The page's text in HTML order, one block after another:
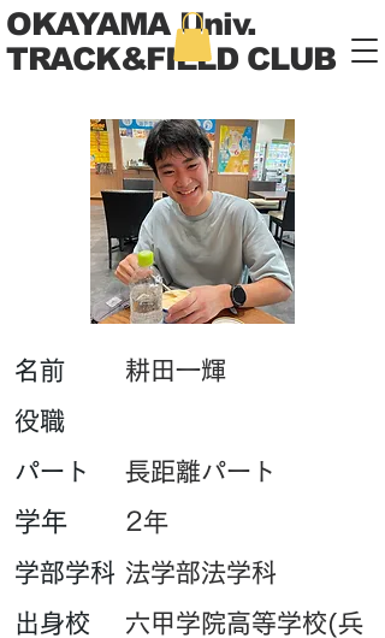
OKAYAMA Univ.
TRACK&FIELD CLUB
​名前
耕田一輝
​役職
パート
学年
長距離パート
2年
​学部学科 法学部法学科
​出身校
六甲学院高等学校(兵